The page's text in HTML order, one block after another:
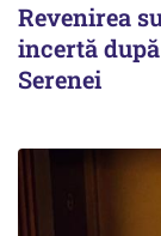
Revenirea
incertă
Serenei